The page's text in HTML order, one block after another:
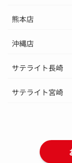
熊本店
沖縄店
サテライト長崎
サテライト宮崎